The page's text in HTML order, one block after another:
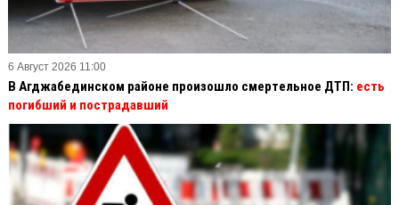
6 Август 2026 11:00
В Агджабединском районе произошло смертельное ДТП: есть
погибший и пострадавший